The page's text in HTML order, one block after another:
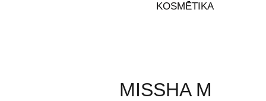
KOSMĒTIKA
MISSHA M